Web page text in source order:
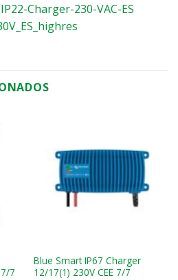
Charger-230-VAC-ES
7
Blue Smart IP67 Charger
12/17(1) 230V CEE 7/7